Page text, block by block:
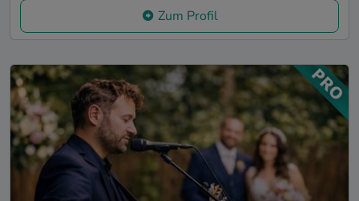
Zum Profil